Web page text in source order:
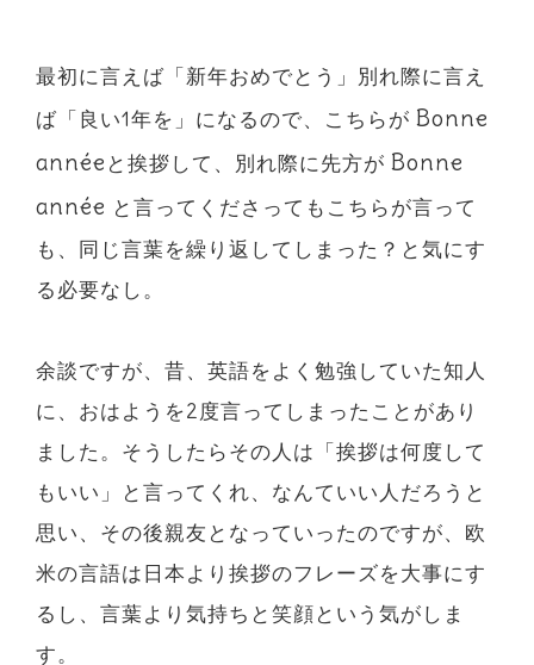
最初に言えば「新年おめでとう」別れ際に言え
ば「良い1年を」になるので、こちらがBonne
année と挨拶して、別れ際に先方がBonne
année と言ってくださってもこちらが言って
も、同じ言葉を繰り返してしまった？と気にす
る必要なし。
余談ですが、昔、英語をよく勉強していた知人
に、おはようを2度言ってしまったことがあり
ました。そうしたらその人は「挨拶は何度して
もいい」と言ってくれ、なんていい人だろうと
思い、その後親友となっていったのですが、欧
米の言語は日本より挨拶のフレーズを大事にす
るし、言葉より気持ちと笑顔という気がしま
す。